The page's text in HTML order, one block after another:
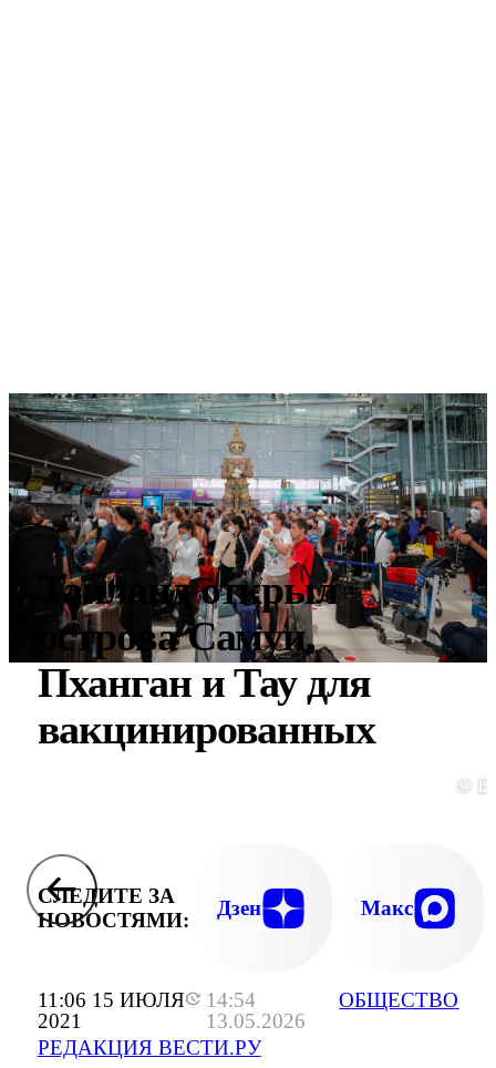
11:06 15 ИЮЛЯ
2021
14:54
13.05.2026
РЕДАКЦИЯ ВЕСТИ.РУ
ОБЩЕСТВО
Таиланд открыл
острова Самуи,
Пханган и Тау для
вакцинированных
©
СЛЕДИТЕ ЗА
НОВОСТЯМИ:
Дзен Макс